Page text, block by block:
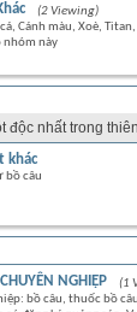
(2 Viewing)
Cánh màu, Xoè,
nhóm này
độc nhất trong
khác
bồ câu
NGHIỆP
(1
bồ câu, thuốc bồ